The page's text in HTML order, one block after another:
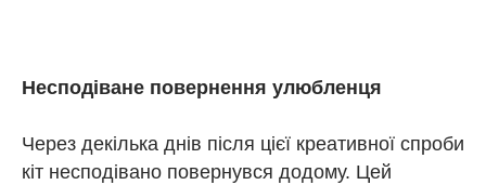
Несподіване повернення улюбленця
Через декілька днів після цієї креативної спроби
кіт несподівано повернувся додому. Цей